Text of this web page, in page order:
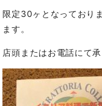
限定30ヶとなっており
ます。
店頭またはお電話にて承